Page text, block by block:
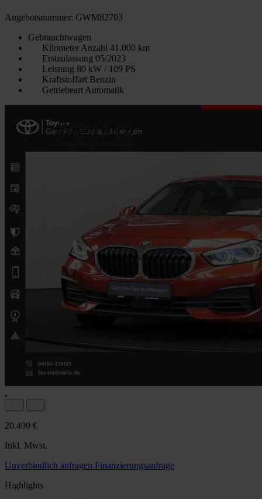
Angebotsnummer: GWM82703
Gebrauchtwagen
Kilometer Anzahl 41.000 km
Erstzulassung 05/2023
Leistung 80 kW / 109 PS
Kraftstoffart Benzin
Getriebeart Automatik
20.490 €
Inkl. Mwst.
Unverbindlich anfragen Finanzierungsanfrage
Highlights